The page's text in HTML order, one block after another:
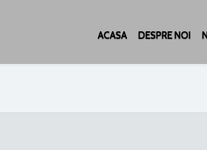
ACASA DESPRE NOI